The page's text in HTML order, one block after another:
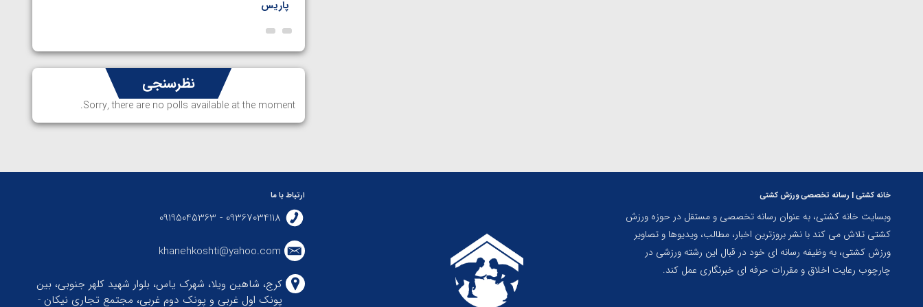
پاریس
نظرسنجی
Sorry, there are no polls available at the moment.
خانه کشتی | رسانه تخصصی ورزش کشتی
وبسایت خانه کشتی، به عنوان رسانه تخصصی و مستقل در حوزه ورزش
کشتی تلاش می کند با نشر بروزترین اخبار، مطالب، ویدیوها و تصاویر
ورزش کشتی، به وظیفه رسانه ای خود در قبال این رشته ورزشی در
چارچوب رعایت اخلاق و مقررات حرفه ای خبرنگاری عمل کند.
ارتباط با ما
09367034118 - 09195045363
khanehkoshti@yahoo.com
کرج، شاهین ویلا، شهرک یاس، بلوار شهید کلهر جنوبی، بین
پونک اول غربی و پونک دوم غربی، مجتمع تجاری نیکان -